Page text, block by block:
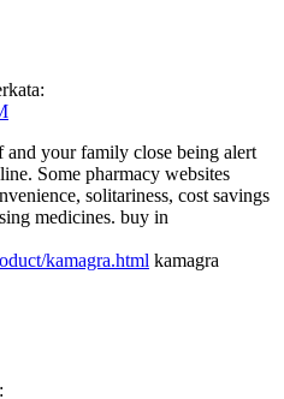
and your family close being alert
Some pharmacy websites
solitariness, cost savings
medicines. buy in
kamagra.html kamagra